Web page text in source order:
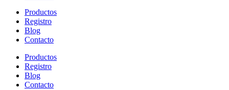
Productos
Registro
Blog
Contacto
Productos
Registro
Blog
Contacto